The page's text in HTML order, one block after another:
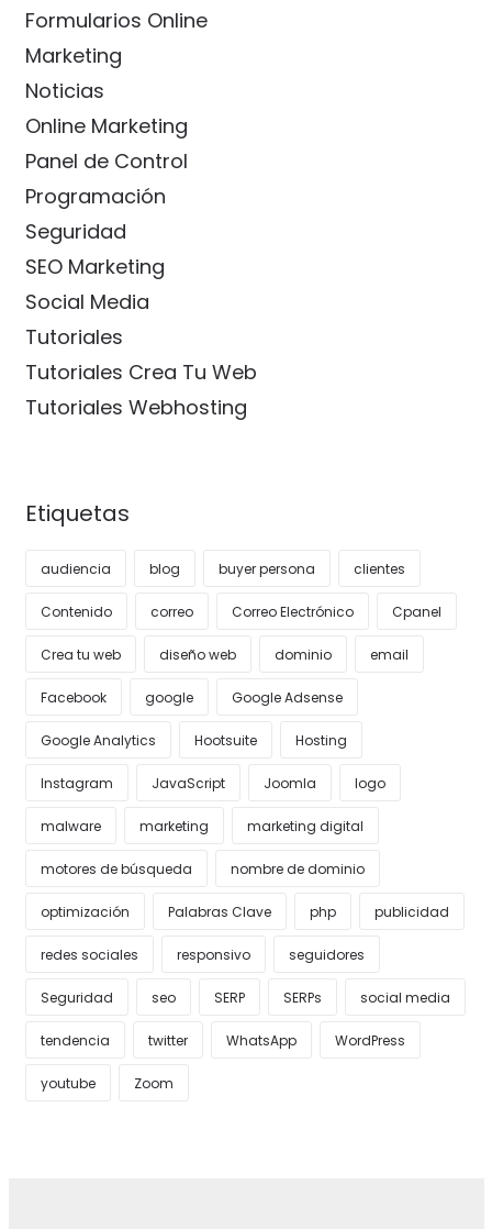
Formularios Online
Marketing
Noticias
Online Marketing
Panel de Control
Programación
Seguridad
SEO Marketing
Social Media
Tutoriales
Tutoriales Crea Tu Web
Tutoriales Webhosting
Etiquetas
audiencia blog buyer persona clientes
Contenido correo Correo Electrónico Cpanel
Crea tu web diseño web dominio email
Facebook google Google Adsense
Google Analytics Hootsuite Hosting
Instagram JavaScript Joomla logo
malware marketing marketing digital
motores de búsqueda nombre de dominio
optimización Palabras Clave php publicidad
redes sociales responsivo seguidores
Seguridad seo SERP SERPs social media
tendencia twitter WhatsApp WordPress
youtube Zoom